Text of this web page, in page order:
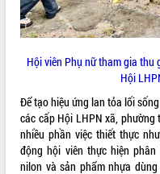
Hội thảo khoa học “Giải pháp thúc
phát triển nền kinh tế xanh tại tỉnh
Tăng cường giám sát, đôn đốc thực
hiện nhiệm vụ quản lý tài sản công
hàng tuần
Tháo gỡ những vướng mắc, đẩy
công tác cải cách thủ tục hành
tại Trung tâm Phục vụ hành chính
công tỉnh
Hội viên Phụ nữ tham gia thu
Hội
Để tạo hiệu ứng lan tỏa lối
các cấp Hội LHPN xã,
nhiều phần việc thiết thực
động hội viên thực hiện
nilon và sản phẩm nhựa